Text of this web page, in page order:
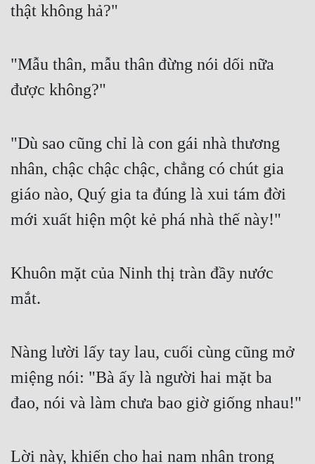
Xuyên Không
Xuyên Sách
Xuyên Thư
Đông Phương
Đông Phương Huyền Huyễn
Cẩu Đạo Trường Sinh
Truyện Nam
Truyện Nữ
Vô Địch Lưu
thật không hả?"
"Mẫu thân, mẫu thân đừng nói dối nữa
được không?"
"Dù sao cũng chỉ là con gái nhà thương
nhân, chậc chậc chậc, chẳng có chút gia
giáo nào, Quý gia ta đúng là xui tám đời
mới xuất hiện một kẻ phá nhà thế này!"
Khuôn mặt của Ninh thị tràn đầy nước
mắt.
Nàng lười lấy tay lau, cuối cùng cũng mở
miệng nói: "Bà ấy là người hai mặt ba
đao, nói và làm chưa bao giờ giống nhau!"
Lời này, khiến cho hai nam nhân trong